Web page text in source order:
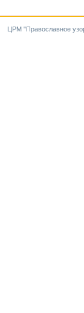
ЦРМ "Православное